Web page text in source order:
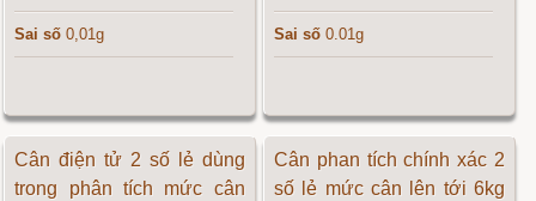
Sai số 0,01g Sai số 0.01g
Cân điện tử 2 số lẻ dùng
trong phân tích mức cân
Cân phan tích chính xác 2
số lẻ mức cân lên tới 6kg